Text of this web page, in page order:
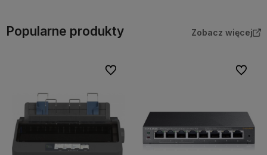
Popularne produkty Zobacz więcej
Do ulubionych Do